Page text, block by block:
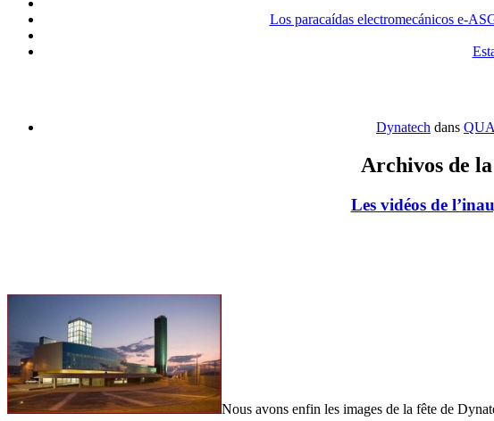
Los paracaídas electromecánicos e-
Dynatech dans
Archivos de
Les vidéos de
Nous avons enfin les images de la fête de